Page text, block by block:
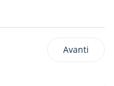
Avanti